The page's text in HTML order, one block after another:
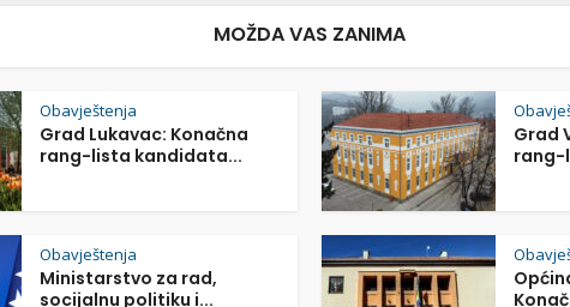
MOŽDA VAS ZANIMA
Obavještenja
Grad Lukavac: Konačna
rang-lista kandidata...
Grad
rang-
Obavještenja
Ministarstvo za rad,
socijalnu politiku i...